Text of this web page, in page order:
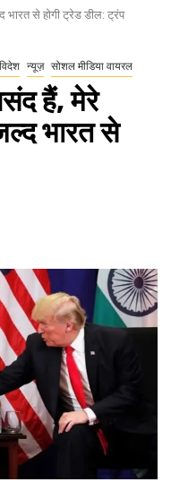
भारत से होगी ट्रेड डील: ट्रंप
न्यूज़ सोशल मीडिया वायरल
हैं, मेरे
भारत से